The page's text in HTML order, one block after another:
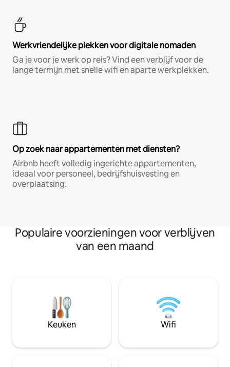
Werkvriendelijke plekken voor digitale nomaden
Ga je voor je werk op reis? Vind een verblijf voor de
lange termijn met snelle wifi en aparte werkplekken.
Op zoek naar appartementen met diensten?
Airbnb heeft volledig ingerichte appartementen,
ideaal voor personeel, bedrijfshuisvesting en
overplaatsing.
Populaire voorzieningen voor verblijven
van een maand
Keuken Wifi